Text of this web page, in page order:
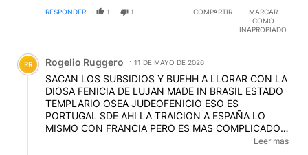
RESPONDER 1 1 COMPARTIR
MARCAR
COMO
INAPROPIADO
Comentario de Rogelio Ruggero.
RR Rogelio Ruggero 11 DE MAYO DE 2026
SACAN LOS SUBSIDIOS Y BUEHH A LLORAR CON LA
DIOSA FENICIA DE LUJAN MADE IN BRASIL ESTADO
TEMPLARIO OSEA JUDEOFENICIO ESO ES
PORTUGAL SDE AHI LA TRAICION A ESPAÑA LO
MISMO CON FRANCIA PERO ES MAS COMPLICADO
Leer mas